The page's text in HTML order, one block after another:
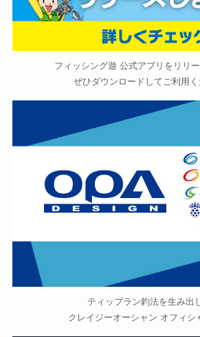
フィッシング遊 公式アプリをリリー
ぜひダウンロードしてご利用く
ティップラン釣法を生み出
クレイジーオーシャン オフィシ